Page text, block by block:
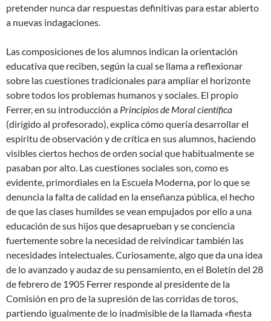
pretender nunca dar respuestas definitivas para estar abierto
a nuevas indagaciones.
Las composiciones de los alumnos indican la orientación
educativa que reciben, según la cual se llama a reflexionar
sobre las cuestiones tradicionales para ampliar el horizonte
sobre todos los problemas humanos y sociales. El propio
Ferrer, en su introducción a Principios de Moral científica
(dirigido al profesorado), explica cómo quería desarrollar el
espíritu de observación y de crítica en sus alumnos, haciendo
visibles ciertos hechos de orden social que habitualmente se
pasaban por alto. Las cuestiones sociales son, como es
evidente, primordiales en la Escuela Moderna, por lo que se
denuncia la falta de calidad en la enseñanza pública, el hecho
de que las clases humildes se vean empujados por ello a una
educación de sus hijos que desaprueban y se conciencia
fuertemente sobre la necesidad de reivindicar también las
necesidades intelectuales. Curiosamente, algo que da una idea
de lo avanzado y audaz de su pensamiento, en el Boletín del 28
de febrero de 1905 Ferrer responde al presidente de la
Comisión en pro de la supresión de las corridas de toros,
partiendo igualmente de lo inadmisible de la llamada «fiesta